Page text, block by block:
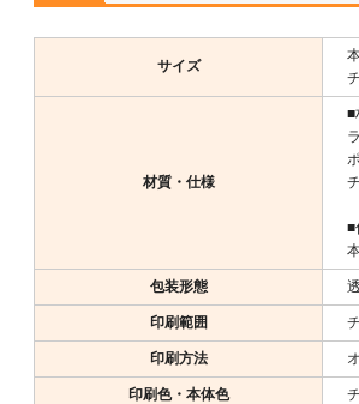
サイズ
材質・仕様
■
■
包装形態
印刷範囲
印刷方法
印刷色・本体色